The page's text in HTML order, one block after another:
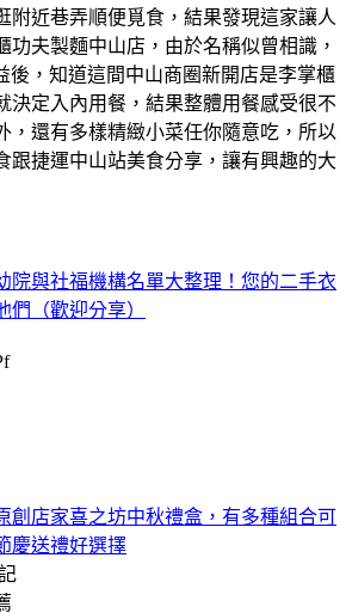
附近巷弄順便覓食，結果發現這家讓人
功夫製麵中山店，由於名稱似曾相識，
後，知道這間中山商圈新開店是李掌櫃
決定入內用餐，結果整體用餐感受很不
，還有多樣精緻小菜任你隨意吃，所以
跟捷運中山站美食分享，讓有興趣的大
院與社福機構名單大整理！您的二手衣
們（歡迎分享）
創店家喜之坊中秋禮盒，有多種組合可
慶送禮好選擇